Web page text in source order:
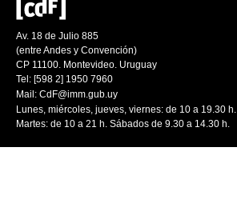
Av. 18 de Julio 885
(entre Andes y Convención)
CP 11100. Montevideo. Uruguay
Tel: [598 2] 1950 7960
Mail: CdF@imm.gub.uy
Lunes, miércoles, jueves, viernes: de 10 a 19.30 h.
Martes: de 10 a 21 h. Sábados de 9.30 a 14.30 h.